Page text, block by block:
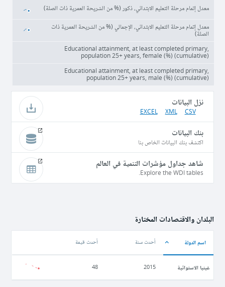
معدل إتمام مرحلة التعليم الابتدائي، ذكور (% من الشريحة العمرية ذات الصلة)
معدل إتمام مرحلة التعليم الابتدائي، الإجمالي (% من الشريحة العمرية ذات
الصلة)
Educational attainment, at least completed primary,
population 25+ years, female (%) (cumulative)
Educational attainment, at least completed primary,
population 25+ years, male (%) (cumulative)
نزل البيانات
CSV
XML
EXCEL
بنك البيانات
اكتشف بنك البيانات الخاص بنا
شاهد جداول مؤشرات التنمية في العالم
Explore the WDI tables.
البلدان والاقتصادات المختارة
اسم الدولة أحدث سنة أحدث قيمة
غينيا الاستوائية 2015
48